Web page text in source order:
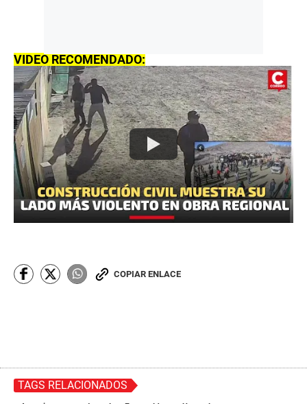
VIDEO RECOMENDADO:
COPIAR ENLACE
TAGS RELACIONADOS